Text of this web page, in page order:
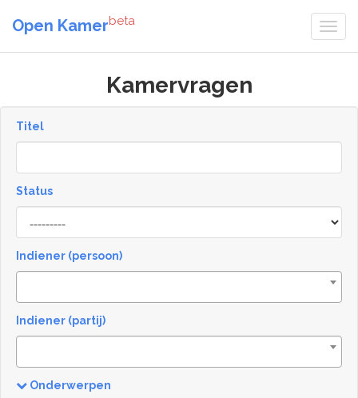
Open Kamerbeta
Kamervragen
Titel
Status
[invalid
name]
Indiener (persoon)
Indiener (partij)
Onderwerpen